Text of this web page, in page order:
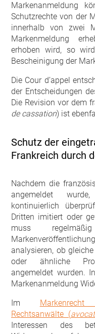
Markenanmeldung
Schutzrechte von der
innerhalb von zwei
Markenmeldung
erhoben wird, so
Bescheinigung der
Die Cour d’appel
der Entscheidungen
Die Revision vor dem
de cassation) ist
Schutz der
Frankreich durch
Nachdem die
angemeldet
kontinuierlich
Dritten imitiert oder
muss
analysieren, ob
oder ähnliche
angemeldet wurden.
Markenanmeldung
Im
Rechtsanwälte (
Interessen des